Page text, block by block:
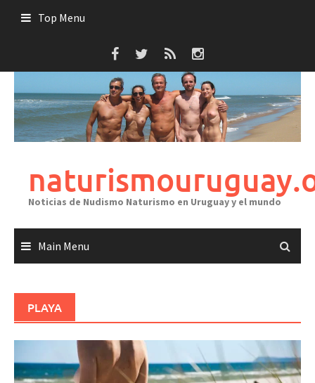
Top Menu
Noticias de Nudismo Naturismo en Uruguay y el mundo
Main Menu
PLAYA